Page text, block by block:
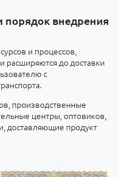
порядок внедрения
и процессов,
расширяются до доставки
с
производственные
центры, оптовиков,
доставляющие продукт